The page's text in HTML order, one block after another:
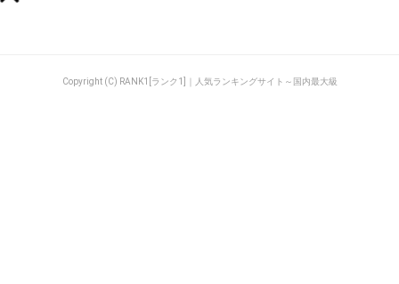
Copyright (C) RANK1[ランク1]｜人気ランキングサイト～国内最大級